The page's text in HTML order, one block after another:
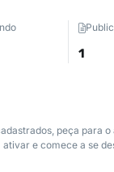
1
peça para
ativar e comece a se